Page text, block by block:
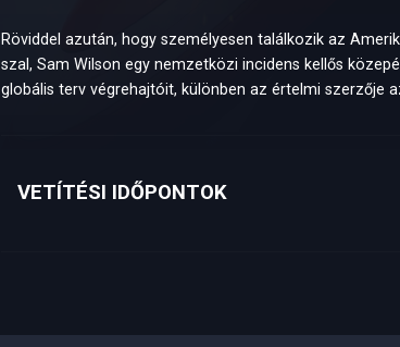
Röviddel azután, hogy személyesen találkozik az
szal, Sam Wilson egy nemzetközi incidens kellős
globális terv végrehajtóit, különben az értelmi szerzője
VETÍTÉSI IDŐPONTOK